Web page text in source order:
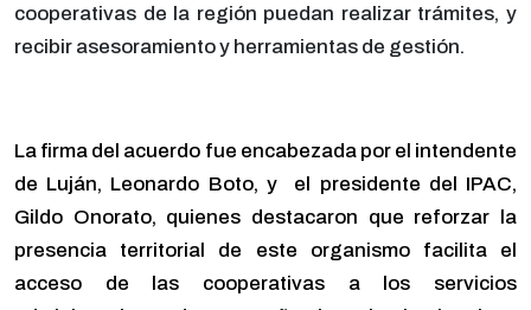
cooperativas de la región puedan realizar trámites, y
recibir asesoramiento y herramientas de gestión.
La firma del acuerdo fue encabezada por el intendente
de Luján, Leonardo Boto, y el presidente del IPAC,
Gildo Onorato, quienes destacaron que reforzar la
presencia territorial de este organismo facilita el
acceso de las cooperativas a los servicios